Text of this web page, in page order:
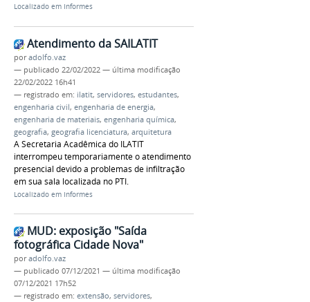
Localizado em Informes
Atendimento da SAILATIT
poradolfo.vaz
— publicado 22/02/2022 — última modificação
22/02/2022 16h41
— registrado em: ilatit, servidores, estudantes,
engenharia civil, engenharia de energia,
engenharia de materiais, engenharia química,
geografia, geografia licenciatura, arquitetura
A Secretaria Acadêmica do ILATIT
interrompeu temporariamente o atendimento
presencial devido a problemas de infiltração
em sua sala localizada no PTI.
Localizado em Informes
MUD: exposição "Saída
fotográfica Cidade Nova"
poradolfo.vaz
— publicado 07/12/2021 — última modificação
07/12/2021 17h52
— registrado em: extensão, servidores,